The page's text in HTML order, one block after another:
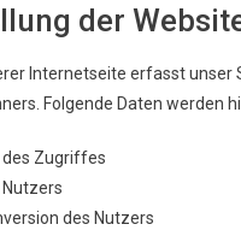
der
Internetseite erfasst
Folgende Daten werden
des Zugriffes
Nutzers
des Nutzers